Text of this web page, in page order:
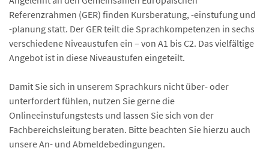
Referenzrahmen (GER) finden Kursberatung, -einstufung und
-planung statt. Der GER teilt die Sprachkompetenzen in sechs
verschiedene Niveaustufen ein – von A1 bis C2. Das vielfältige
Angebot ist in diese Niveaustufen eingeteilt.
Damit Sie sich in unserem Sprachkurs nicht über- oder
unterfordert fühlen, nutzen Sie gerne die
Onlineeinstufungstests und lassen Sie sich von der
Fachbereichsleitung beraten. Bitte beachten Sie hierzu auch
unsere An- und Abmeldebedingungen.